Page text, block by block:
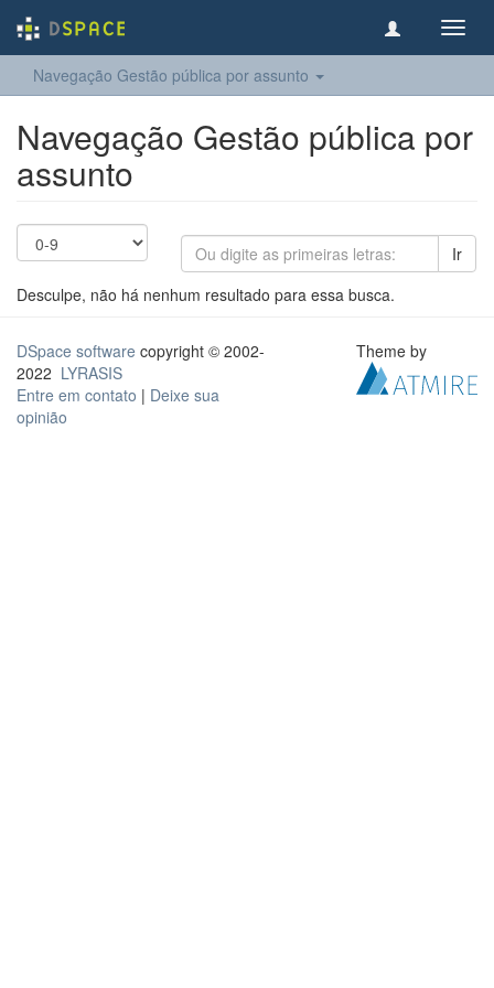
Navegação Gestão pública por assunto
Navegação Gestão pública por
assunto
Ir
Desculpe, não há nenhum resultado para essa busca.
DSpace software copyright © 2002-
2022 LYRASIS
Entre em contato | Deixe sua
opinião
Theme by